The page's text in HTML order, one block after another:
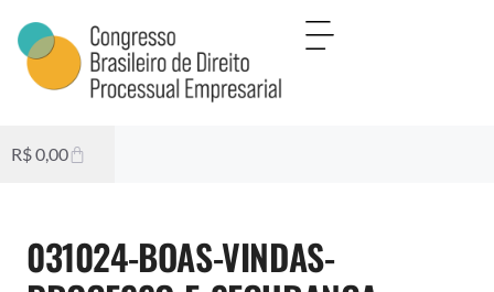
R$0,00
031024-BOAS-VINDAS-